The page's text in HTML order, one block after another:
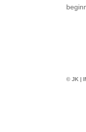
© JK |